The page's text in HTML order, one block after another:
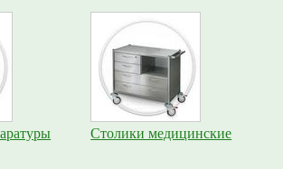
Столики медицинские